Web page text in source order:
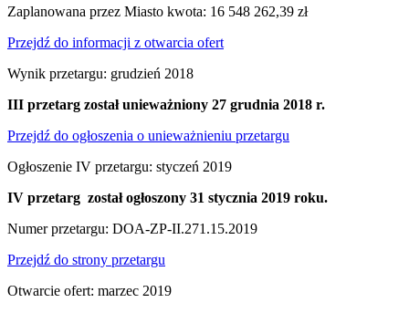
Zaplanowana przez Miasto kwota: 16 548 262,39 zł
Przejdź do informacji z otwarcia ofert
Wynik przetargu: grudzień 2018
III przetarg został unieważniony 27 grudnia 2018 r.
Przejdź do ogłoszenia o unieważnieniu przetargu
Ogłoszenie IV przetargu: styczeń 2019
IV przetarg został ogłoszony 31 stycznia 2019 roku.
Numer przetargu: DOA-ZP-II.271.15.2019
Przejdź do strony przetargu
Otwarcie ofert: marzec 2019